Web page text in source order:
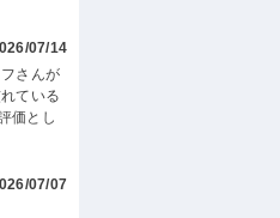
07/14
さんが
ている
価とし
07/07